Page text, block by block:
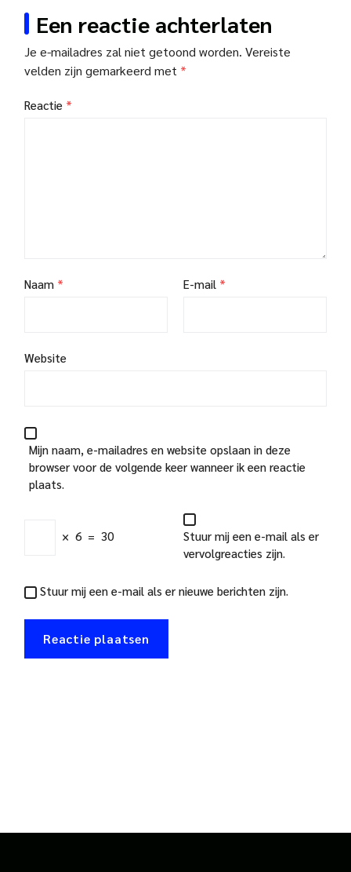
Een reactie achterlaten
Je e-mailadres zal niet getoond worden. Vereiste
velden zijn gemarkeerd met *
Reactie *
Naam * E-mail *
Website
Mijn naam, e-mailadres en website opslaan in deze
browser voor de volgende keer wanneer ik een reactie
plaats.
× 6 = 30
Stuur mij een e-mail als er
vervolgreacties zijn.
Stuur mij een e-mail als er nieuwe berichten zijn.